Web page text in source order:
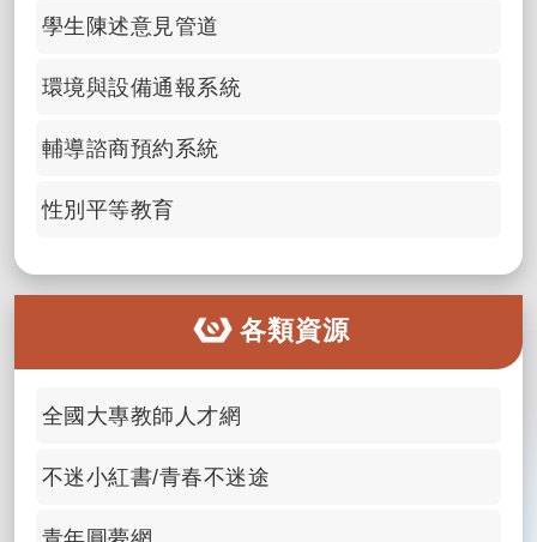
📞 0932-969-994 點選直接撥打
學生陳述意見管道
環境與設備通報系統
輔導諮商預約系統
性別平等教育
各類資源
全國大專教師人才網
不迷小紅書/青春不迷途